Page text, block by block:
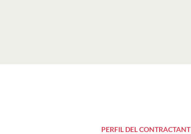
PERFIL DEL CONTRACTANT